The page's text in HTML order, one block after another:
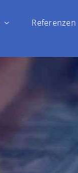
Referenzen